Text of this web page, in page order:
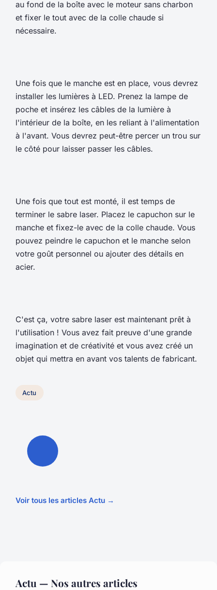
au fond de la boîte avec le moteur sans charbon
et fixer le tout avec de la colle chaude si
nécessaire.
Une fois que le manche est en place, vous devrez
installer les lumières à LED. Prenez la lampe de
poche et insérez les câbles de la lumière à
l'intérieur de la boîte, en les reliant à l'alimentation
à l'avant. Vous devrez peut-être percer un trou sur
le côté pour laisser passer les câbles.
Une fois que tout est monté, il est temps de
terminer le sabre laser. Placez le capuchon sur le
manche et fixez-le avec de la colle chaude. Vous
pouvez peindre le capuchon et le manche selon
votre goût personnel ou ajouter des détails en
acier.
C'est ça, votre sabre laser est maintenant prêt à
l'utilisation ! Vous avez fait preuve d'une grande
imagination et de créativité et vous avez créé un
objet qui mettra en avant vos talents de fabricant.
Actu
Voir tous les articles Actu →
Actu — Nos autres articles